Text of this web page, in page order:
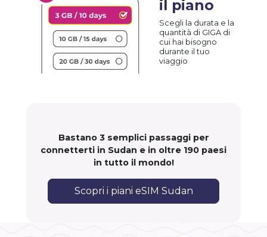
il piano
Scegli la durata e la
quantità di GIGA di
cui hai bisogno
durante il tuo
viaggio
Bastano 3 semplici passaggi per
connetterti in Sudan e in oltre 190 paesi
in tutto il mondo!
Scopri i piani eSIM Sudan